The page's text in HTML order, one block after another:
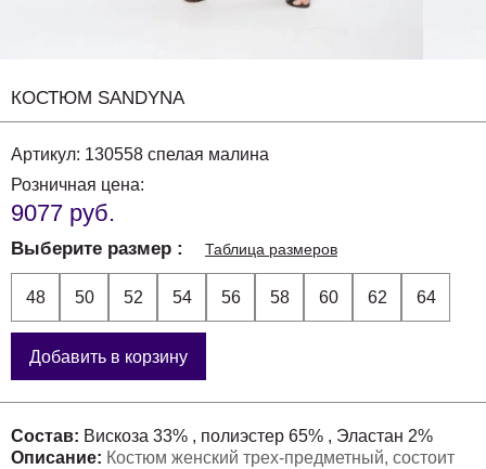
КОСТЮМ SANDYNA
Артикул: 130558 спелая малина
Розничная цена:
9077 руб.
Выберите размер Таблица размеров
48 50 52 54 56 58 60 62 64
Добавить в корзину
Состав: Вискоза 33% , полиэстер 65% , Эластан 2%
Описание: Костюм женский трех-предметный, состоит